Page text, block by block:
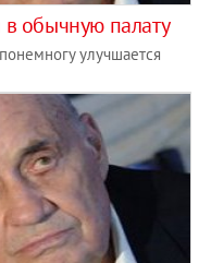
обычную палату
улучшается